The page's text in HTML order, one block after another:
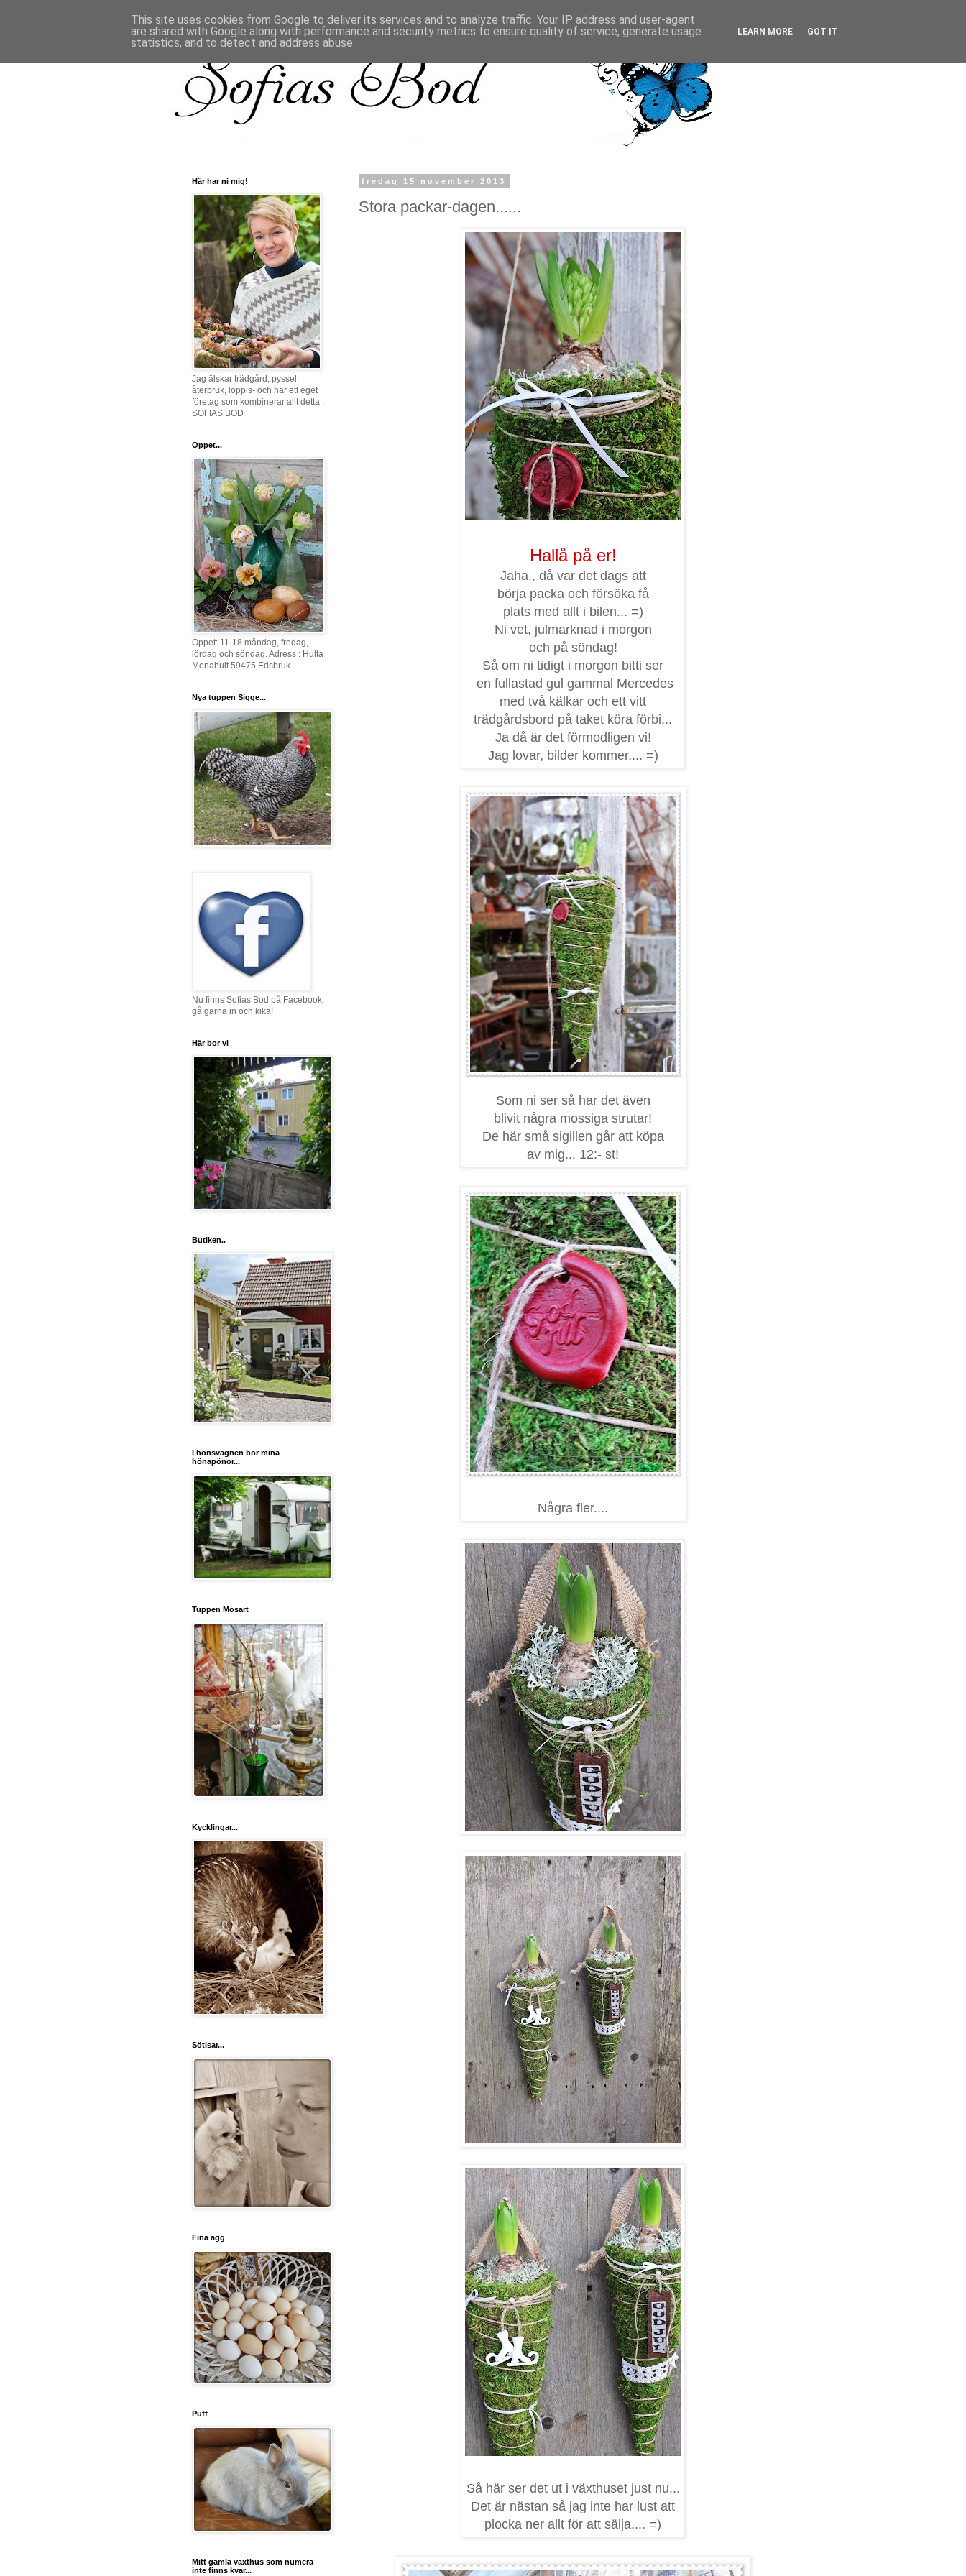
fredag 15 november 2013
Stora packar-dagen......
Hallå på er!
Jaha., då var det dags att
börja packa och försöka få
plats med allt i bilen... =)
Ni vet, julmarknad i morgon
och på söndag!
Så om ni tidigt i morgon bitti ser
en fullastad gul gammal Mercedes
med två kälkar och ett vitt
trädgårdsbord på taket köra förbi...
Ja då är det förmodligen vi!
Jag lovar, bilder kommer.... =)
Som ni ser så har det även
blivit några mossiga strutar!
De här små sigillen går att köpa
av mig... 12:- st!
Några fler....
Så här ser det ut i växthuset just nu...
Det är nästan så jag inte har lust att
plocka ner allt för att sälja.... =)
Här har ni mig!
Jag älskar trädgård, pyssel,
återbruk, loppis- och har ett eget
företag som kombinerar allt detta :
SOFIAS BOD
Öppet...
Öppet: 11-18 måndag, fredag,
lördag och söndag. Adress : Hulta
Monahult 59475 Edsbruk
Nya tuppen Sigge...
Nu finns Sofias Bod på Facebook,
gå gärna in och kika!
Här bor vi
Butiken..
I hönsvagnen bor mina
hönapönor...
Tuppen Mosart
Kycklingar...
Sötisar...
Fina ägg
Puff
Mitt gamla växthus som numera
inte finns kvar...
This site uses cookies from Google to deliver its services and to analyze traffic. Your IP address and user-agent
are shared with Google along with performance and security metrics to ensure quality of service, generate usage
statistics, and to detect and address abuse.
LEARN MORE GOT IT